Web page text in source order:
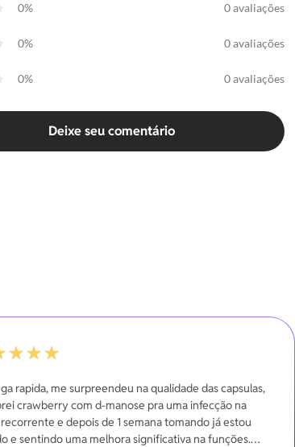
0% 0 avaliações
0% 0 avaliações
0% 0 avaliações
Deixe seu comentário
rapida, me surpreendeu na qualidade das capsulas,
crawberry com d-manose pra uma infecção na
e depois de 1 semana tomando já estou
e sentindo uma melhora significativa na funções.